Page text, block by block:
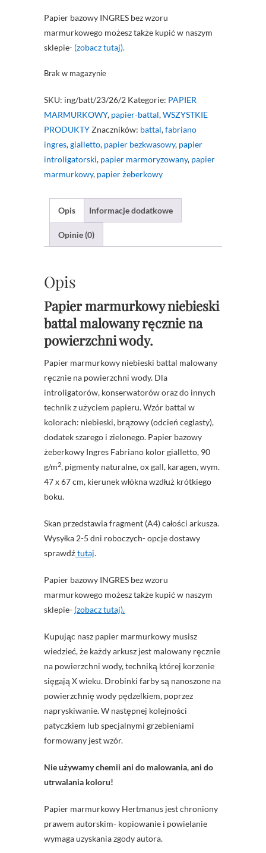
Papier bazowy INGRES bez wzoru
marmurkowego możesz także kupić w naszym
sklepie- (zobacz tutaj).
Brak w magazynie
SKU: ing/batt/23/26/2 Kategorie: PAPIER
MARMURKOWY, papier-battal,WSZYSTKIE
PRODUKTYZnaczników: battal,fabriano
ingres,gialletto, papier bezkwasowy, papier
introligatorski, papier marmoryzowany, papier
marmurkowy, papier żeberkowy
Opis Informacje dodatkowe
Opinie (0)
Opis
Papier marmurkowy niebieski
battal malowany ręcznie na
powierzchni wody.
Papier marmurkowy niebieski battal malowany
ręcznie na powierzchni wody. Dla
introligatorów, konserwatorów oraz do innych
technik z użyciem papieru. Wzór battal w
kolorach: niebieski, brązowy (odcień ceglasty),
dodatek szarego i zielonego. Papier bazowy
żeberkowy Ingres Fabriano kolor gialletto, 90
g/m2, pigmenty naturalne, ox gall, karagen, wym.
47 x 67 cm, kierunek włókna wzdłuż krótkiego
boku.
Skan przedstawia fragment (A4) całości arkusza.
Wysyłka 2-5 dni roboczych- opcje dostawy
sprawdźtutaj.
Papier bazowy INGRES bez wzoru
marmurkowego możesz także kupić w naszym
sklepie- (zobacz tutaj).
Kupując nasz papier marmurkowy musisz
wiedzieć, że każdy arkusz jest malowany ręcznie
na powierzchni wody, techniką której korzenie
sięgają X wieku. Drobinki farby są nanoszone na
powierzchnię wody pędzelkiem, poprzez
napryskiwanie. W następnej kolejności
patyczkiem lub specjalnymi grzebieniami
formowany jest wzór.
Nie używamy chemii ani do malowania, ani do
utrwalania koloru!
Papier marmurkowy Hertmanus jest chroniony
prawem autorskim- kopiowanie i powielanie
wymaga uzyskania zgody autora.